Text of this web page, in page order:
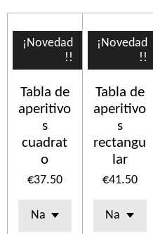
¡Novedad
!!
Tabla de
aperitivo
s
cuadrat
o
€37.50
¡Novedad
!!
Tabla de
aperitivo
s
rectangu
lar
€41.50